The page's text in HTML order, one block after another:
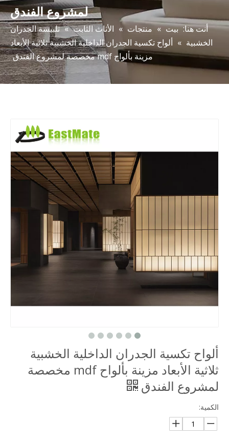
لمشروع الفندق
أنت هنا: بيت » منتجات » الأثاث الثابت » تلبيسة الجدران
الخشبية » ألواح تكسية الجدران الداخلية الخشبية ثلاثية الأبعاد
مزينة بألواح mdf مخصصة لمشروع الفندق
ألواح تكسية الجدران الداخلية الخشبية
ثلاثية الأبعاد مزينة بألواح mdf مخصصة
لمشروع الفندق
الكمية: